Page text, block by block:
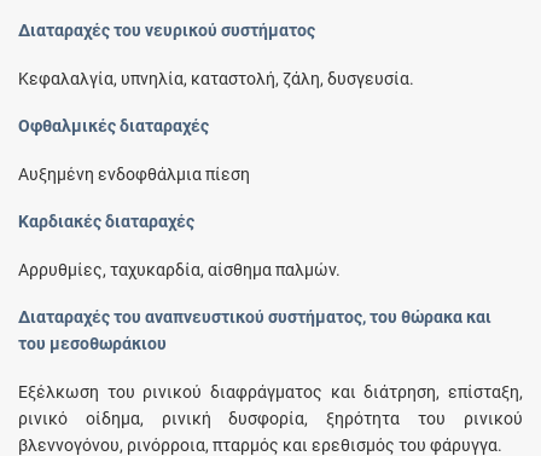
Διαταραχές του νευρικού συστήματος
Κεφαλαλγία, υπνηλία, καταστολή, ζάλη, δυσγευσία.
Οφθαλμικές διαταραχές
Αυξημένη ενδοφθάλμια πίεση
Καρδιακές διαταραχές
Αρρυθμίες, ταχυκαρδία, αίσθημα παλμών.
Διαταραχές του αναπνευστικού συστήματος, του θώρακα και
του μεσοθωράκιου
Εξέλκωση του ρινικού διαφράγματος και διάτρηση, επίσταξη,
ρινικό οίδημα, ρινική δυσφορία, ξηρότητα του ρινικού
βλεννογόνου, ρινόρροια, πταρμός και ερεθισμός του φάρυγγα.